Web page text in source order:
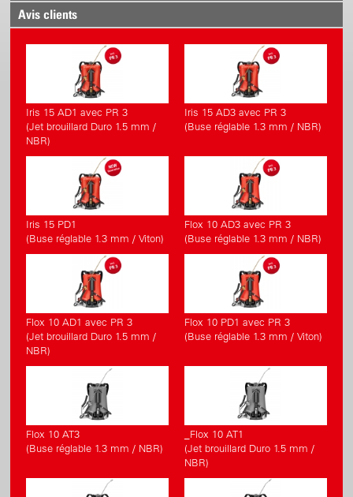
Avis clients
Iris 15 AD1 avec PR 3
(Jet brouillard Duro 1.5 mm /
NBR)
Iris 15 AD3 avec PR 3
(Buse réglable 1.3 mm / NBR)
Iris 15 PD1
(Buse réglable 1.3 mm / Viton)
Flox 10 AD3 avec PR 3
(Buse réglable 1.3 mm / NBR)
Flox 10 AD1 avec PR 3
(Jet brouillard Duro 1.5 mm /
NBR)
Flox 10 PD1 avec PR 3
(Buse réglable 1.3 mm / Viton)
Flox 10 AT3
(Buse réglable 1.3 mm / NBR)
_Flox 10 AT1
(Jet brouillard Duro 1.5 mm /
NBR)